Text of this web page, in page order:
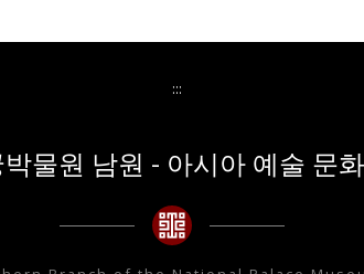
:::
물원 남원 - 아시아 예술 문